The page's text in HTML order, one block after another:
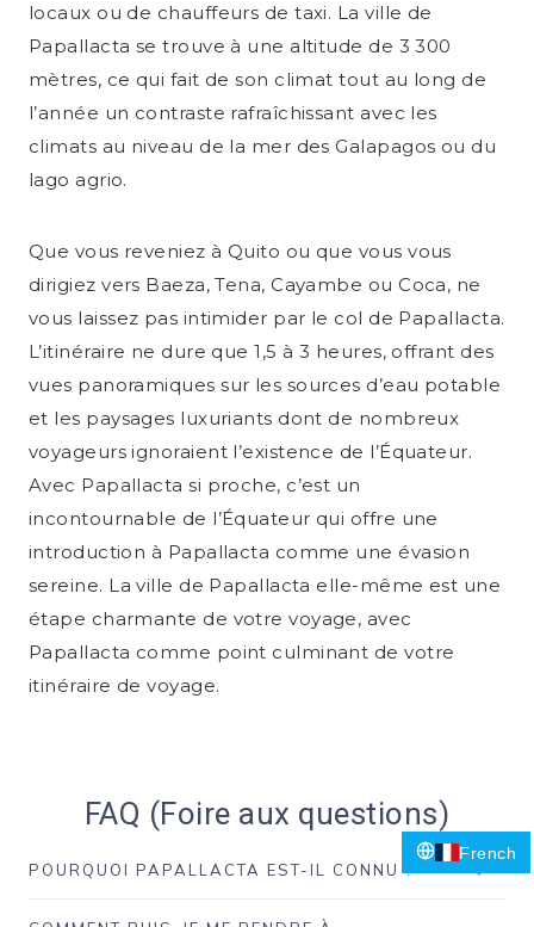
locaux ou de chauffeurs de taxi. La ville de
Papallacta se trouve à une altitude de 3 300
mètres, ce qui fait de son climat tout au long de
l’année un contraste rafraîchissant avec les
climats au niveau de la mer des Galapagos ou du
lago agrio.
Que vous reveniez à Quito ou que vous vous
dirigiez vers Baeza, Tena, Cayambe ou Coca, ne
vous laissez pas intimider par le col de Papallacta.
L’itinéraire ne dure que 1,5 à 3 heures, offrant des
vues panoramiques sur les sources d’eau potable
et les paysages luxuriants dont de nombreux
voyageurs ignoraient l’existence de l’Équateur.
Avec Papallacta si proche, c’est un
incontournable de l’Équateur qui offre une
introduction à Papallacta comme une évasion
sereine. La ville de Papallacta elle-même est une
étape charmante de votre voyage, avec
Papallacta comme point culminant de votre
itinéraire de voyage.
FAQ (Foire aux questions)
POURQUOI PAPALLACTA EST-IL CONNU ?
French